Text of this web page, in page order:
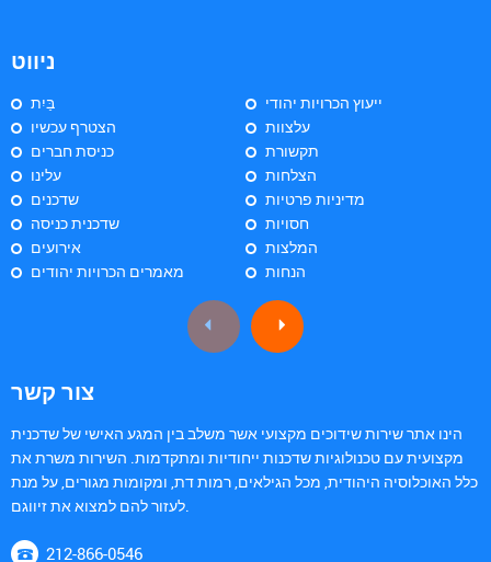
ניווט
בַּיִת
הצטרף עכשיו
כניסת חברים
עלינו
שדכנים
שדכנית כניסה
אירועים
מאמרים הכרויות יהודים
ייעוץ הכרויות יהודי
עלצוות
תקשורת
הצלחות
מדיניות פרטיות
חסויות
המלצות
הנחות
צור קשר
הינו אתר שירות שידוכים מקצועי אשר משלב בין המגע האישי של שדכנית
מקצועית עם טכנולוגיות שדכנות ייחודיות ומתקדמות. השירות משרת את
כלל האוכלוסיה היהודית, מכל הגילאים, רמות דת, ומקומות מגורים, על מנת
לעזור להם למצוא את זיווגם.
212-866-0546